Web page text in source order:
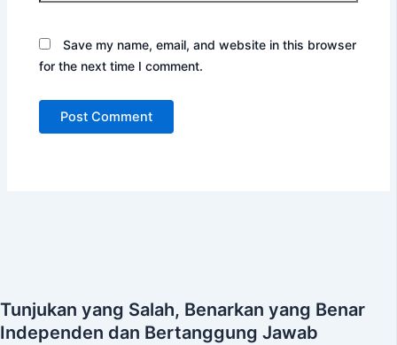
Save my name, email, and website in this browser
for the next time I comment.
Tunjukan yang Salah, Benarkan yang Benar
Independen dan Bertanggung Jawab